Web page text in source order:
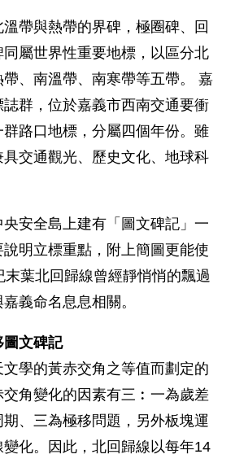
帶與熱帶的界碑，極圈碑、回
屬世界性重要地標，以區分北
、南溫帶、南寒帶等五帶。 嘉
群，位於嘉義市西南交通要衝
路口地標，分屬四個年份。雖
交通觀光、歷史文化、地球科
安全島上建有「圖文碑記」一
明立標重點，附上簡圖更能使
末葉北回歸線曾經靜悄悄的飄過
義命名息息相關。
圖文碑記
文學的黃赤交角之等值而劃定的
角變化的因素有三︰一為歲差
、三為極移問題，另外板塊運
化。因此，北回歸線以每年14